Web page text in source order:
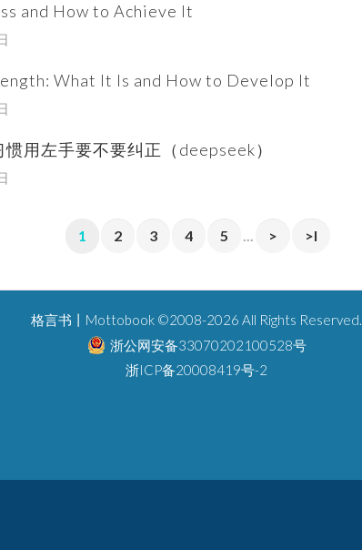
and How to Achieve It
What It Is and How to Develop It
用左手要不要纠正（deepseek）
1 2 3 4 5 ... > >l
格言书丨Mottobook ©2008-2026 All Rights Reserved.
浙公网安备33070202100528号
浙ICP备20008419号-2